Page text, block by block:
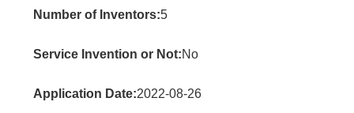
Number of Inventors:5
Service Invention or Not:No
Application Date:2022-08-26